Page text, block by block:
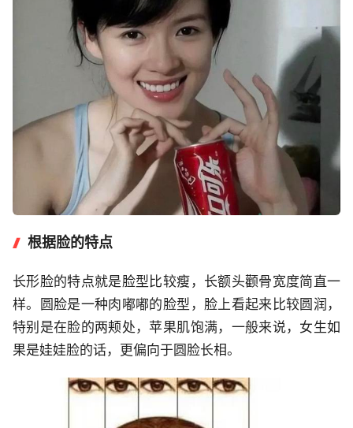
根据脸的特点
长形脸的特点就是脸型比较瘦，长额头颧骨宽度简直一
样。圆脸是一种肉嘟嘟的脸型，脸上看起来比较圆润，
特别是在脸的两颊处，苹果肌饱满，一般来说，女生如
果是娃娃脸的话，更偏向于圆脸长相。